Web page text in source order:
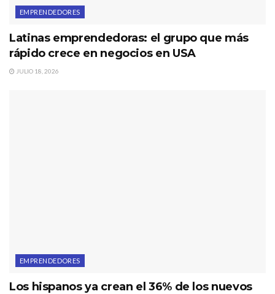
EMPRENDEDORES
Latinas emprendedoras: el grupo que más
rápido crece en negocios en USA
JULIO 18, 2026
EMPRENDEDORES
Los hispanos ya crean el 36% de los nuevos